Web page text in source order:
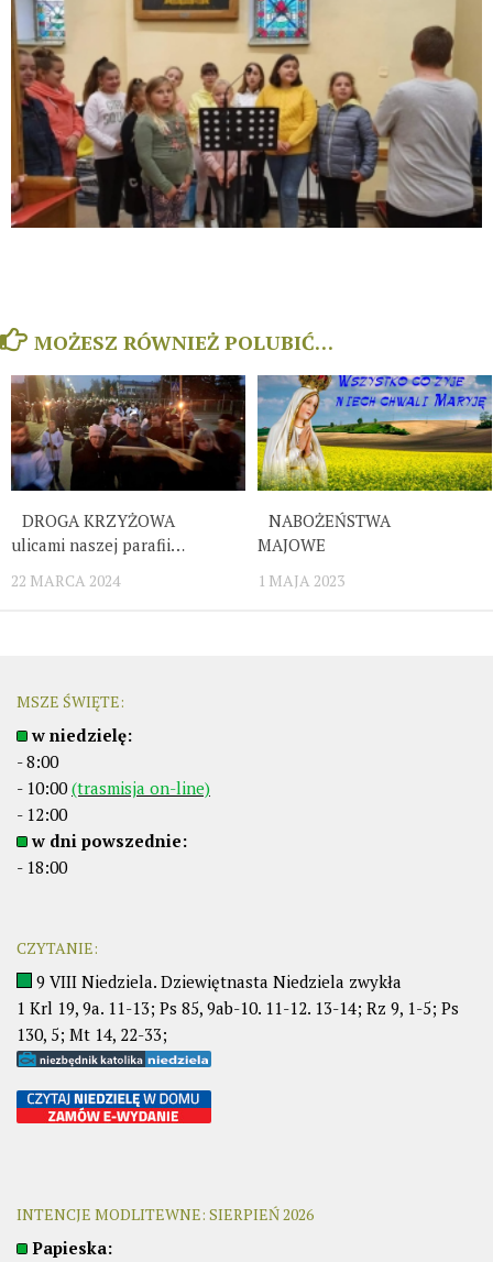
MOŻESZ RÓWNIEŻ POLUBIĆ…
DROGA KRZYŻOWA
ulicami naszej parafii…
22 MARCA 2024
NABOŻEŃSTWA
MAJOWE
1 MAJA 2023
MSZE ŚWIĘTE:
w niedzielę:
- 8:00
- 10:00(trasmisja on-line)
- 12:00
w dni powszednie:
- 18:00
CZYTANIE:
9 VIII Niedziela. Dziewiętnasta Niedziela zwykła
1 Krl 19, 9a. 11-13; Ps 85, 9ab-10. 11-12. 13-14; Rz 9, 1-5; Ps
130, 5; Mt 14, 22-33;
INTENCJE MODLITEWNE: SIERPIEŃ 2026
Papieska: